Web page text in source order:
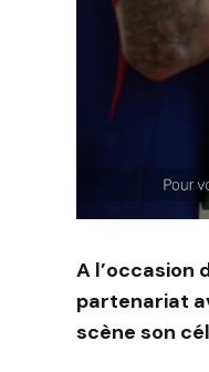
A l’occasion
partenariat
scène son